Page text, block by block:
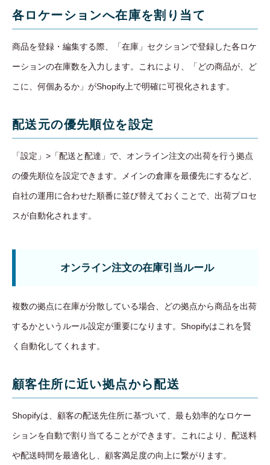
各ロケーションへ在庫を割り当て
商品を登録・編集する際、「在庫」セクションで登録した各ロケ
ーションの在庫数を入力します。これにより、「どの商品が、ど
こに、何個あるか」がShopify上で明確に可視化されます。
配送元の優先順位を設定
「設定」>「配送と配達」で、オンライン注文の出荷を行う拠点
の優先順位を設定できます。メインの倉庫を最優先にするなど、
自社の運用に合わせた順番に並び替えておくことで、出荷プロセ
スが自動化されます。
オンライン注文の在庫引当ルール
複数の拠点に在庫が分散している場合、どの拠点から商品を出荷
するかというルール設定が重要になります。Shopifyはこれを賢
く自動化してくれます。
顧客住所に近い拠点から配送
Shopifyは、顧客の配送先住所に基づいて、最も効率的なロケー
ションを自動で割り当てることができます。これにより、配送料
や配送時間を最適化し、顧客満足度の向上に繋がります。